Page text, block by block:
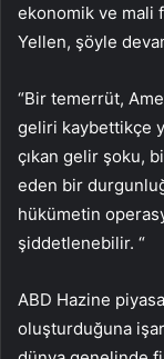
ekonomik ve mali
Yellen, şöyle
“Bir temerrüt,
geliri kaybettikçe
çıkan gelir şoku,
eden bir
hükümetin
şiddetlenebilir. “
ABD Hazine
oluşturduğuna